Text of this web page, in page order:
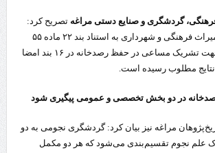
گردشگری و صنایع دستی مراغه تصریح کرد:
تفاهم‌نامه همکاری میراث فرهنگی و شهرداری به استناد بند ۲۲ ماده ۵۵
قانون شهرداری‌ها جهت تشریک مساعی در حفظ رصدخانه در ۱۶ بند امضا
نتایج مطلوب رسیده است.
در دو بخش تخصصی و عمومی پیگیری شود
مراغه نیز بیان کرد: گردشگری نجومی به دو
علم نجوم تقسیم‌بندی می‌شود که هر دو مکمل